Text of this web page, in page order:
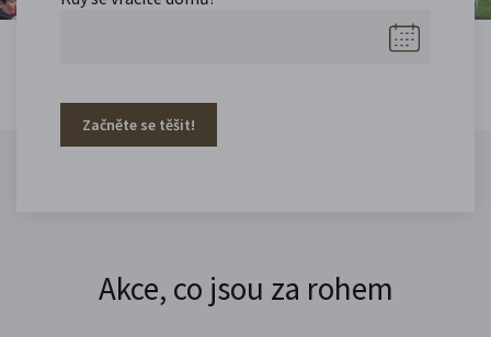
Začněte se těšit!
Akce, co jsou za rohem